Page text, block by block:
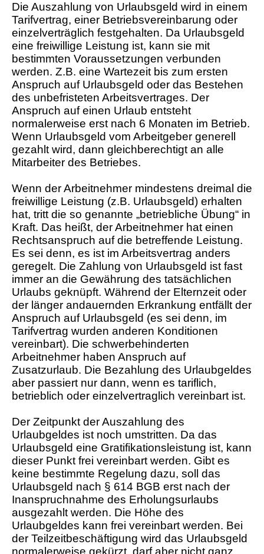
Die Auszahlung von Urlaubsgeld wird in einem
Tarifvertrag, einer Betriebsvereinbarung oder
einzelverträglich festgehalten. Da Urlaubsgeld
eine freiwillige Leistung ist, kann sie mit
bestimmten Voraussetzungen verbunden
werden. Z.B. eine Wartezeit bis zum ersten
Anspruch auf Urlaubsgeld oder das Bestehen
des unbefristeten Arbeitsvertrages. Der
Anspruch auf einen Urlaub entsteht
normalerweise erst nach 6 Monaten im Betrieb.
Wenn Urlaubsgeld vom Arbeitgeber generell
gezahlt wird, dann gleichberechtigt an alle
Mitarbeiter des Betriebes.
Wenn der Arbeitnehmer mindestens dreimal die
freiwillige Leistung (z.B. Urlaubsgeld) erhalten
hat, tritt die so genannte „betriebliche Übung“ in
Kraft. Das heißt, der Arbeitnehmer hat einen
Rechtsanspruch auf die betreffende Leistung.
Es sei denn, es ist im Arbeitsvertrag anders
geregelt. Die Zahlung von Urlaubsgeld ist fast
immer an die Gewährung des tatsächlichen
Urlaubs geknüpft. Während der Elternzeit oder
der länger andauernden Erkrankung entfällt der
Anspruch auf Urlaubsgeld (es sei denn, im
Tarifvertrag wurden anderen Konditionen
vereinbart). Die schwerbehinderten
Arbeitnehmer haben Anspruch auf
Zusatzurlaub. Die Bezahlung des Urlaubgeldes
aber passiert nur dann, wenn es tariflich,
betrieblich oder einzelvertraglich vereinbart ist.
Der Zeitpunkt der Auszahlung des
Urlaubgeldes ist noch umstritten. Da das
Urlaubsgeld eine Gratifikationsleistung ist, kann
dieser Punkt frei vereinbart werden. Gibt es
keine bestimmte Regelung dazu, soll das
Urlaubsgeld nach § 614 BGB erst nach der
Inanspruchnahme des Erholungsurlaubs
ausgezahlt werden. Die Höhe des
Urlaubgeldes kann frei vereinbart werden. Bei
der Teilzeitbeschäftigung wird das Urlaubsgeld